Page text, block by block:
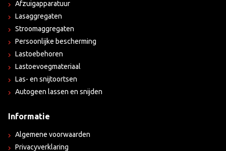
Afzuigapparatuur
Lasaggregaten
Stroomaggregaten
Persoonlijke bescherming
Lastoebehoren
Lastoevoegmateriaal
Las- en snijtoortsen
Autogeen lassen en snijden
Informatie
Algemene voorwaarden
Privacyverklaring